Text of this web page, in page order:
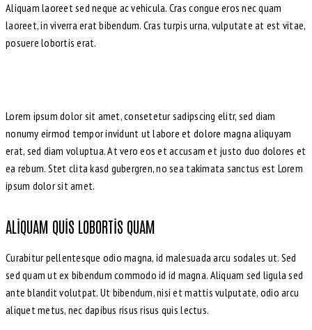
Aliquam laoreet sed neque ac vehicula. Cras congue eros nec quam
laoreet, in viverra erat bibendum. Cras turpis urna, vulputate at est vitae,
posuere lobortis erat.
Lorem ipsum dolor sit amet, consetetur sadipscing elitr, sed diam
nonumy eirmod tempor invidunt ut labore et dolore magna aliquyam
erat, sed diam voluptua. At vero eos et accusam et justo duo dolores et
ea rebum. Stet clita kasd gubergren, no sea takimata sanctus est Lorem
ipsum dolor sit amet.
ALIQUAM QUIS LOBORTIS QUAM
Curabitur pellentesque odio magna, id malesuada arcu sodales ut. Sed
sed quam ut ex bibendum commodo id id magna. Aliquam sed ligula sed
ante blandit volutpat. Ut bibendum, nisi et mattis vulputate, odio arcu
aliquet metus, nec dapibus risus risus quis lectus.